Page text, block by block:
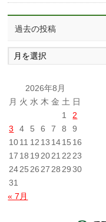
過去の投稿
過
去
2026年8月
月 火 水 木 金 土 日
1
2
3
4 5 6 7 8
9
1011 12 13 1415 16
17 18 19 2021 22 23
2425 26 27 28 29 30
31
« 7月